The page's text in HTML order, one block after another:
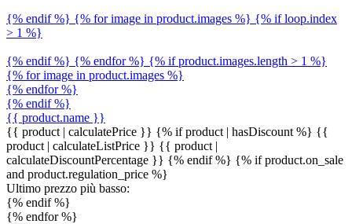
{% endif %} {% for image in product.images %} {% if loop.index
> 1 %}
{% endif %} {% endfor %} {% if product.images.length > 1 %}
{% for image in product.images %}
{% endfor %}
{% endif %}
{{ product.name }}
{{ product | calculatePrice }} {% if product | hasDiscount %} {{
product | calculateListPrice }} {{ product |
calculateDiscountPercentage }} {% endif %} {% if product.on_sale
and product.regulation_price %}
Ultimo prezzo più basso:
{% endif %}
{% endfor %}